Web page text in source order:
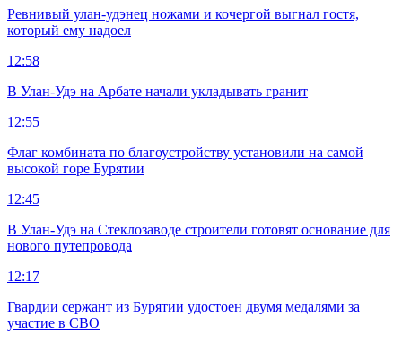
Ревнивый улан-удэнец ножами и кочергой выгнал гостя,
который ему надоел
12:58
В Улан-Удэ на Арбате начали укладывать гранит
12:55
Флаг комбината по благоустройству установили на самой
высокой горе Бурятии
12:45
В Улан-Удэ на Стеклозаводе строители готовят основание для
нового путепровода
12:17
Гвардии сержант из Бурятии удостоен двумя медалями за
участие в СВО